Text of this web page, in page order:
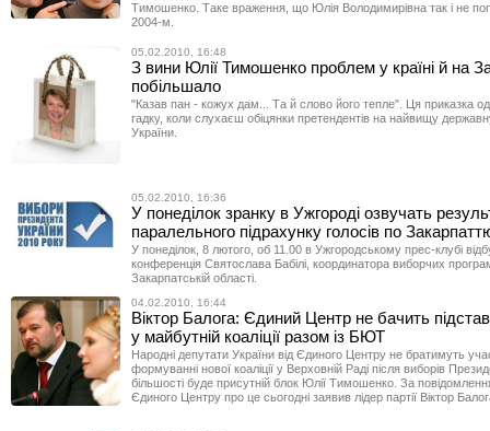
Тимошенко. Таке враження, що Юлія Володимирівна так і не
2004-м.
05.02.2010, 16:48
З вини Юлії Тимошенко проблем у країні й на
побільшало
"Казав пан - кожух дам... Та й слово його тепле". Ця приказка
гадку, коли слухаєш обіцянки претендентів на найвищу
України.
05.02.2010, 16:36
У понеділок зранку в Ужгороді озвучать
паралельного підрахунку голосів по
У понеділок, 8 лютого, об 11.00 в Ужгородському прес-клубі
конференція Святослава Бабілі, координатора виборчих
Закарпатській області.
04.02.2010, 16:44
Віктор Балога: Єдиний Центр не бачить
у майбутній коаліції разом із БЮТ
Народні депутати України від Єдиного Центру не братимуть
формуванні нової коаліції у Верховній Раді після виборів
більшості буде присутній блок Юлії Тимошенко. За
Єдиного Центру про це сьогодні заявив лідер партії Віктор